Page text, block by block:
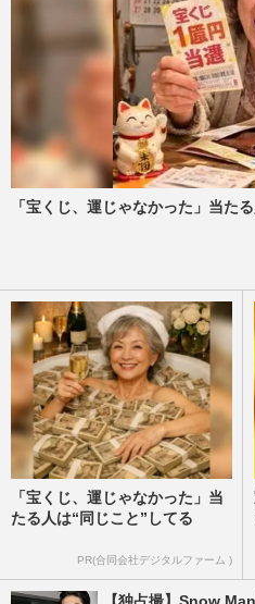
「宝くじ、運じゃなかった」当た
「宝くじ、運じゃなかった」当
たる人は“同じこと”してる
PR(合同会社デジタルファーム )
【独占撮】Snow